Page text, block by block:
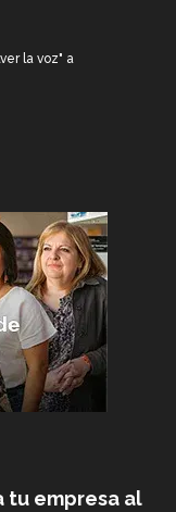
la voz" a
tu empresa al